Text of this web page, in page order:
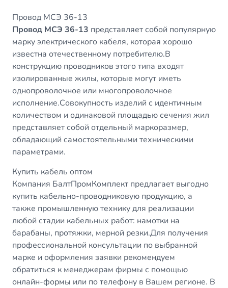
Провод МСЭ 36-13
Провод МСЭ 36-13 представляет собой популярную
марку электрического кабеля, которая хорошо
известна отечественному потребителю.В
конструкцию проводников этого типа входят
изолированные жилы, которые могут иметь
однопроволочное или многопроволочное
исполнение.Совокупность изделий с идентичным
количеством и одинаковой площадью сечения жил
представляет собой отдельный маркоразмер,
обладающий самостоятельными техническими
параметрами.
Купить кабель оптом
Компания БалтПромКомплект предлагает выгодно
купить кабельно-проводниковую продукцию, а
также промышленную технику для реализации
любой стадии кабельных работ: намотки на
барабаны, протяжки, мерной резки.Для получения
профессиональной консультации по выбранной
марке и оформления заявки рекомендуем
обратиться к менеджерам фирмы с помощью
онлайн-формы или по телефону в Вашем регионе. В